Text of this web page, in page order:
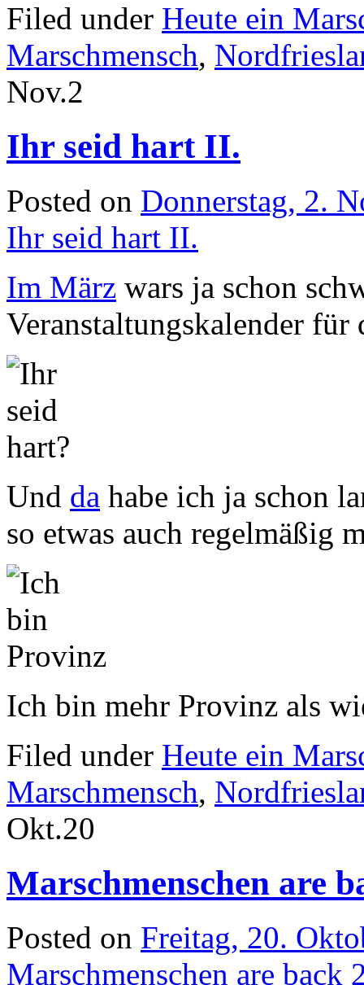
Filed under Heute ein
Marschmensch,
Nov.2
Ihr seid hart II.
Posted on Donnerstag, 2.
Ihr seid hart II.
Im März wars ja schon
Veranstaltungskalender
Und da habe ich ja schon
so etwas auch regelmäßig
Ich bin mehr Provinz als
Filed under Heute ein
Marschmensch,
Okt.20
Marschmenschen are
Posted on Freitag, 20.
Marschmenschen are